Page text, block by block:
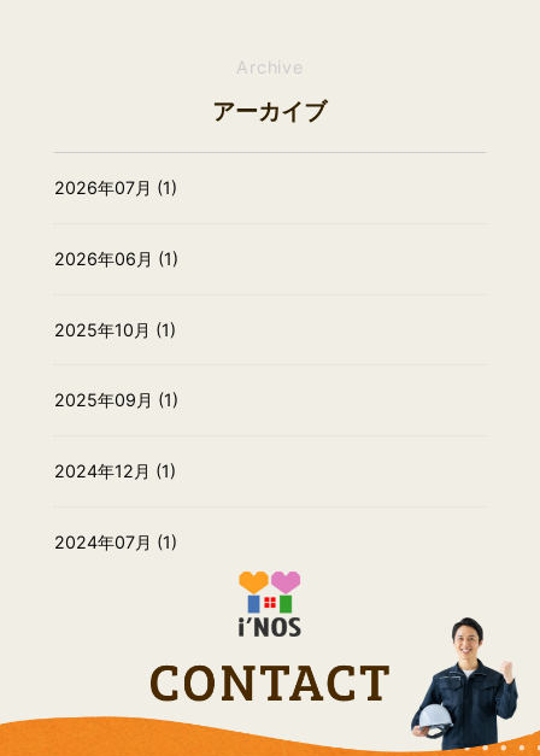
Archive
アーカイブ
2026年07月 (1)
2026年06月 (1)
2025年10月 (1)
2025年09月 (1)
2024年12月 (1)
2024年07月 (1)
2024年05月 (3)